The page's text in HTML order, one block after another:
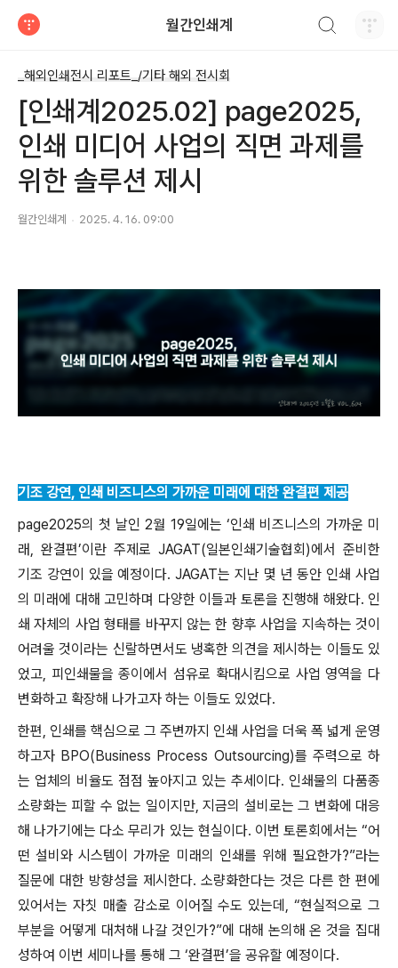
월간인쇄계
_해외인쇄전시 리포트_/기타 해외 전시회
[인쇄계2025.02] page2025,
인쇄 미디어 사업의 직면 과제를
위한 솔루션 제시
월간인쇄계 2025. 4. 16. 09:00
기조 강연, 인쇄 비즈니스의 가까운 미래에 대한 완결편 제공
page2025의 첫 날인 2월 19일에는 ‘인쇄 비즈니스의 가까운 미
래, 완결편’이란 주제로 JAGAT(일본인쇄기술협회)에서 준비한
기조 강연이 있을 예정이다. JAGAT는 지난 몇 년 동안 인쇄 사업
의 미래에 대해 고민하며 다양한 이들과 토론을 진행해 해왔다. 인
쇄 자체의 사업 형태를 바꾸지 않는 한 향후 사업을 지속하는 것이
어려울 것이라는 신랄하면서도 냉혹한 의견을 제시하는 이들도 있
었고, 피인쇄물을 종이에서 섬유로 확대시킴으로 사업 영역을 다
변화하고 확장해 나가고자 하는 이들도 있었다.
한편, 인쇄를 핵심으로 그 주변까지 인쇄 사업을 더욱 폭 넓게 운영
하고자 BPO(Business Process Outsourcing)를 주력으로 하
는 업체의 비율도 점점 높아지고 있는 추세이다. 인쇄물의 다품종
소량화는 피할 수 없는 일이지만, 지금의 설비로는 그 변화에 대응
해 나가기에는 다소 무리가 있는 현실이다. 이번 토론회에서는 “어
떤 설비와 시스템이 가까운 미래의 인쇄를 위해 필요한가?”라는
질문에 대한 방향성을 제시한다. 소량화한다는 것은 다른 한 편에
있어서는 자칫 매출 감소로 이어질 수도 있는데, “현실적으로 그
부분을 어떻게 대처해 나갈 것인가?”에 대해 논의해 온 것을 집대
성하여 이번 세미나를 통해 그 ‘완결편’을 공유할 예정이다.